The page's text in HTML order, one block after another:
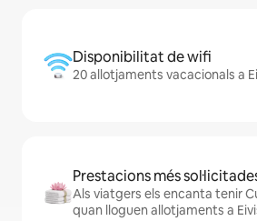
Disponibilitat de wifi
20 allotjaments vacacionals a
Prestacions més
Als viatgers els encanta tenir
quan lloguen allotjaments a